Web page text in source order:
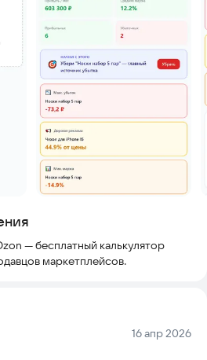
— бесплатный калькулятор
маркетплейсов.
Дата:
16 апр 2026